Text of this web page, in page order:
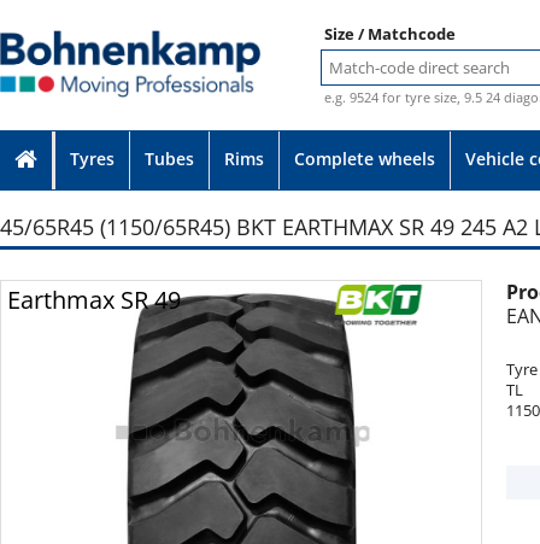
Size / Matchcode
e.g. 9524 for tyre size, 9.5 24
Tyres Tubes Rims Complete wheels Vehicle
45/65R45 (1150/65R45) BKT EARTHMAX SR 49 245 A2
Earthmax SR 49 Photo provided without guarantee
Tyre
TL